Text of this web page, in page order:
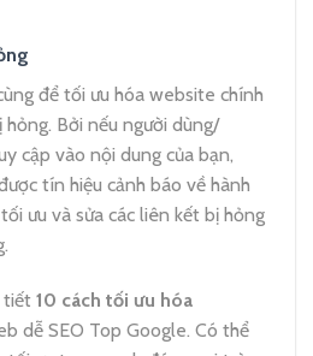
để tối ưu hóa website chính
Bởi nếu người dùng/
cập vào nội dung của bạn,
tín hiệu cảnh báo về hành
ưu và sửa các liên kết bị hỏng
tiết 10 cách tối ưu hóa
dễ SEO Top Google. Có thể